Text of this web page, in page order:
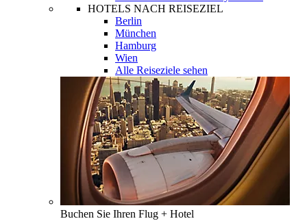
HOTELS NACH REISEZIEL
Berlin
München
Hamburg
Wien
Alle Reiseziele sehen
Buchen Sie Ihren Flug + Hotel